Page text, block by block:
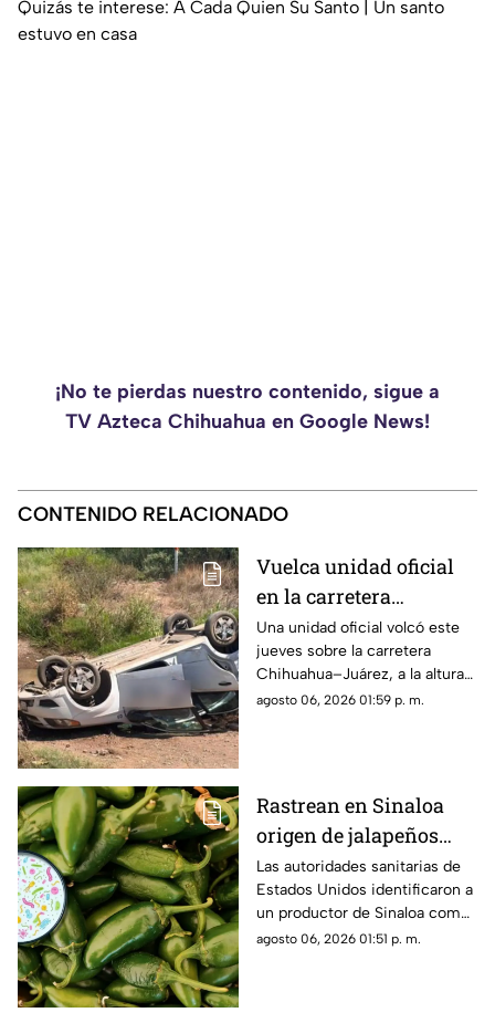
Quizás te interese: A Cada Quien Su Santo | Un santo
estuvo en casa
¡No te pierdas nuestro contenido, sigue a
TV Azteca Chihuahua en Google News!
CONTENIDO RELACIONADO
Vuelca unidad oficial
en la carretera
Chihuahua–Juárez;
tres mujeres resultan
lesionadas
Una unidad oficial volcó este
jueves sobre la carretera
Chihuahua–Juárez, a la altura
del kilómetro 31.
agosto 06, 2026 01:59 p. m.
Rastrean en Sinaloa
origen de jalapeños
ligados a brote de
salmonella en EU; hay
345 casos en 27 estados
Las autoridades sanitarias de
Estados Unidos identificaron a
un productor de Sinaloa como
el origen de los chiles
agosto 06, 2026 01:51 p. m.